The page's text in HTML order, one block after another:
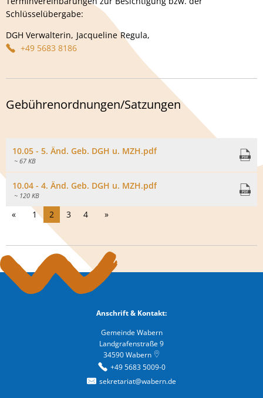
Schlüsselübergabe:
DGH Verwalterin, Jacqueline Regula,
+49 5683 8186
Gebührenordnungen/Satzungen
10.05 - 5. Änd. Geb. DGH u. MZH.pdf
~ 67 KB
10.04 - 4. Änd. Geb. DGH u. MZH.pdf
~ 120 KB
1 2 3 4
Anschrift & Kontakt:
Gemeinde Wabern
Landgrafenstraße 9
34590 Wabern
+49 5683 5009-0
sekretariat@wabern.de